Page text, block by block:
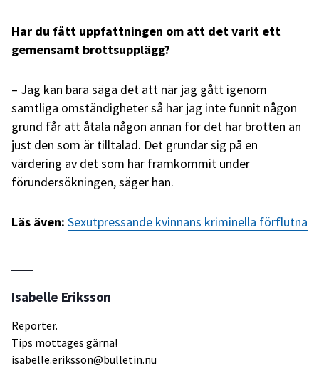
Har du fått uppfattningen om att det varit ett
gemensamt brottsupplägg?
– Jag kan bara säga det att när jag gått igenom
samtliga omständigheter så har jag inte funnit någon
grund får att åtala någon annan för det här brotten än
just den som är tilltalad. Det grundar sig på en
värdering av det som har framkommit under
förundersökningen, säger han.
Läs även: Sexutpressande kvinnans kriminella förflutna
Isabelle Eriksson
Reporter.
Tips mottages gärna!
isabelle.eriksson@bulletin.nu